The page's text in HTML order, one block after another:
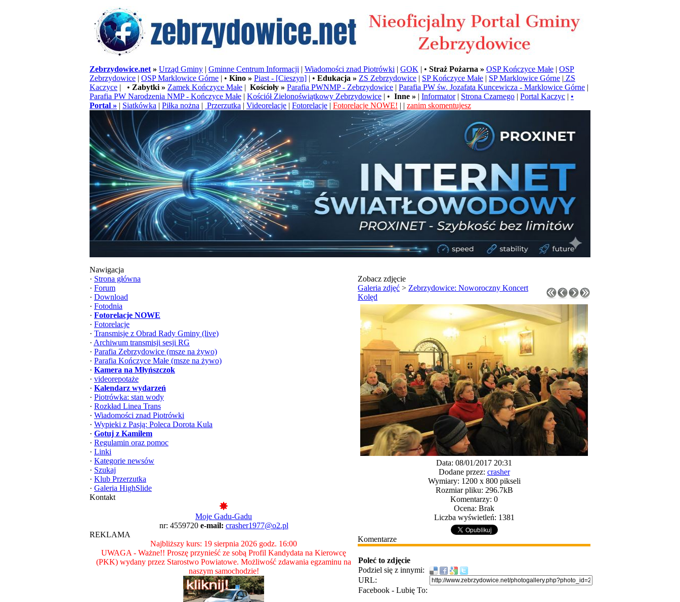
Zebrzydowice.net » Urząd Gminy | Gminne Centrum Informacji | Wiadomości znad Piotrówki | GOK | • Straż Pożarna » OSP Kończyce Małe | OSP
Zebrzydowice | OSP Marklowice Górne | • Kino » Piast - [Cieszyn] | • Edukacja » ZS Zebrzydowice | SP Kończyce Małe | SP Marklowice Górne | ZS
Kaczyce | • Zabytki » Zamek Kończyce Małe | Kościoły » Parafia PWNMP - Zebrzydowice | Parafia PW św. Jozafata Kuncewicza - Marklowice Górne |
Parafia PW Narodzenia NMP - Kończyce Małe | Kościół Zielonoświątkowy Zebrzydowice | • Inne » | Informator| Strona Czarnego | Portal Kaczyc | •
Portal » | Siatkówka | Piłka nożna | Przerzutka | Videorelacje | Fotorelacje | Fotorelacje NOWE! | | zanim skomentujesz
Nawigacja
· Strona główna
· Forum
· Download
· Fotodnia
· Fotorelacje NOWE
· Fotorelacje
· Transmisje z Obrad Rady Gminy (live)
· Archiwum transmisji sesji RG
· Parafia Zebrzydowice (msze na żywo)
· Parafia Kończyce Małe (msze na żywo)
· Kamera na Młyńszczok
· videorepotaże
· Kalendarz wydarzeń
· Piotrówka: stan wody
· Rozkład Linea Trans
· Wiadomości znad Piotrówki
· Wypieki z Pasją: Poleca Dorota Kula
· Gotuj z Kamilem
· Regulamin oraz pomoc
· Linki
· Kategorie newsów
· Szukaj
· Klub Przerzutka
· Galeria HighSlide
Kontakt
Moje Gadu-Gadu
nr: 4559720 e-mail: crasher1977@o2.pl
REKLAMA
Najbliższy kurs: 19 sierpnia 2026 godz. 16:00
UWAGA - Ważne!! Proszę przynieść ze sobą Profil Kandydata na Kierowcę
(PKK) wydany przez Starostwo Powiatowe. Możliwość zdawania egzaminu na
naszym samochodzie!
Zobacz zdjęcie
Galeria zdjęć > Zebrzydowice: Noworoczny Koncert
Kolęd
Data: 08/01/2017 20:31
Dodane przez: crasher
Wymiary: 1200 x 800 pikseli
Rozmiar pliku: 296.7kB
Komentarzy: 0
Ocena: Brak
Liczba wyświetleń: 1381
Komentarze
Poleć to zdjęcie
Podziel się z innymi:
URL:
Facebook - Lubię To: